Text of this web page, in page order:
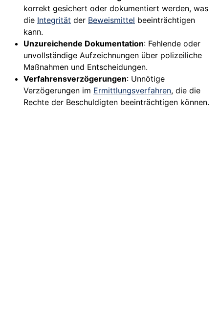
korrekt gesichert oder dokumentiert werden, was
die Integrität der Beweismittel beeinträchtigen
kann.
Unzureichende Dokumentation: Fehlende oder
unvollständige Aufzeichnungen über polizeiliche
Maßnahmen und Entscheidungen.
Verfahrensverzögerungen: Unnötige
Verzögerungen im Ermittlungsverfahren, die die
Rechte der Beschuldigten beeinträchtigen können.